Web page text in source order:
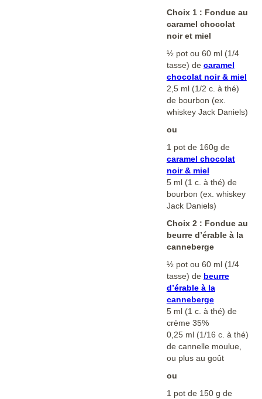
Choix 1 : Fondue au
caramel chocolat
noir et miel
½ pot ou 60 ml (1/4
tasse) de caramel
chocolat noir & miel
2,5 ml (1/2 c. à thé)
de bourbon (ex.
whiskey Jack Daniels)
ou
1 pot de 160g de
caramel chocolat
noir & miel
5 ml (1 c. à thé) de
bourbon (ex. whiskey
Jack Daniels)
Choix 2 : Fondue au
beurre d’érable à la
canneberge
½ pot ou 60 ml (1/4
tasse) de beurre
d’érable à la
canneberge
5 ml (1 c. à thé) de
crème 35%
0,25 ml (1/16 c. à thé)
de cannelle moulue,
ou plus au goût
ou
1 pot de 150 g de